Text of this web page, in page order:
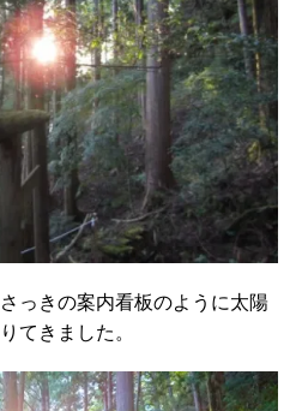
っきの案内看板のように太陽
てきました。